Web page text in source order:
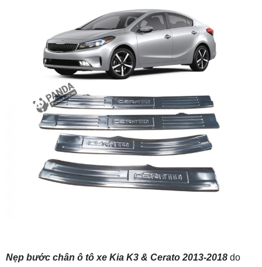
Nẹp bước chân ô tô xe Kia K3 & Cerato 2013-2018 do